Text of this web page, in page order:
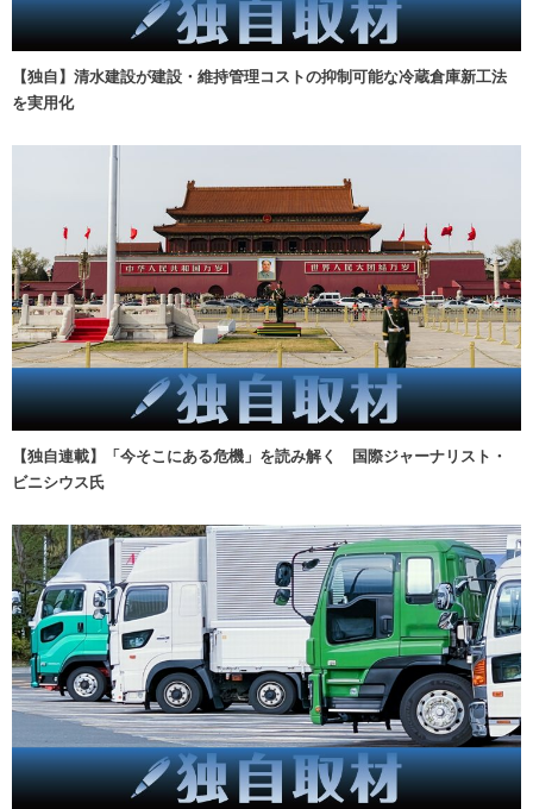
【独自】清水建設が建設・維持管理コストの抑制可能な冷蔵倉庫新工法
を実用化
【独自連載】「今そこにある危機」を読み解く 国際ジャーナリスト・
ビニシウス氏